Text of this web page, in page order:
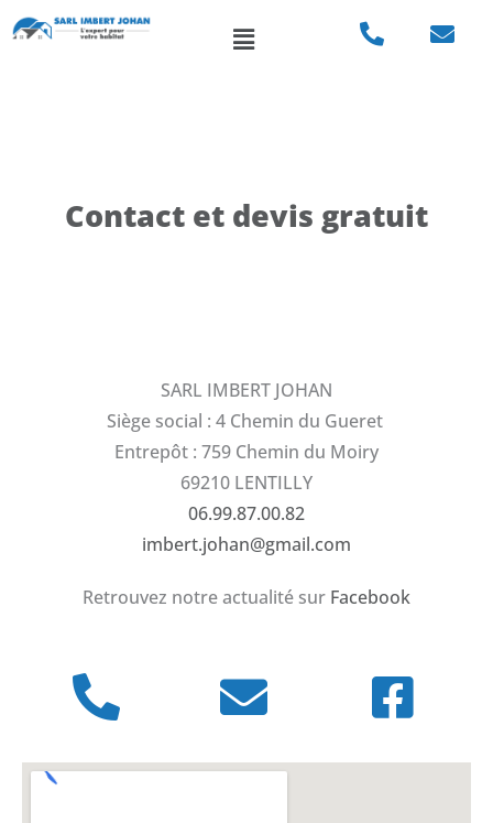
Aller
au
Menu
Contact et devis gratuit
SARL IMBERT JOHAN
Siège social : 4 Chemin du Gueret
Entrepôt : 759 Chemin du Moiry
69210 LENTILLY
06.99.87.00.82
imbert.johan@gmail.com
Retrouvez notre actualité sur Facebook